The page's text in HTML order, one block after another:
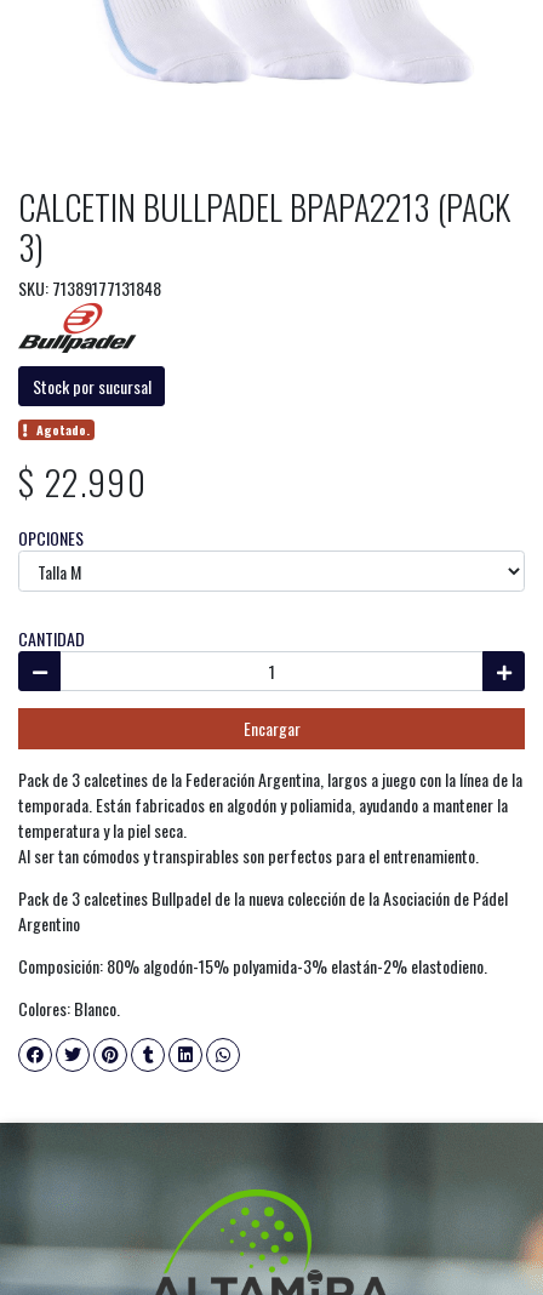
CALCETIN BULLPADEL BPAPA2213 (PACK
3)
SKU: 71389177131848
Stock por sucursal
Agotado.
$ 22.990
OPCIONES
CANTIDAD
Encargar
Pack de 3 calcetines de la Federación Argentina, largos a juego con la línea de la
temporada. Están fabricados en algodón y poliamida, ayudando a mantener la
temperatura y la piel seca.
Al ser tan cómodos y transpirables son perfectos para el entrenamiento.
Pack de 3 calcetines Bullpadel de la nueva colección de la Asociación de Pádel
Argentino
Composición: 80% algodón-15% polyamida-3% elastán-2% elastodieno.
Colores: Blanco.